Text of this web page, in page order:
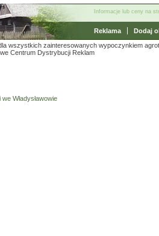
Informacje lub ceny na
Reklama
Dodaj
wszystkich zainteresowanych wypoczynkiem
Centrum Dystrybucji Reklam
we Władysławowie